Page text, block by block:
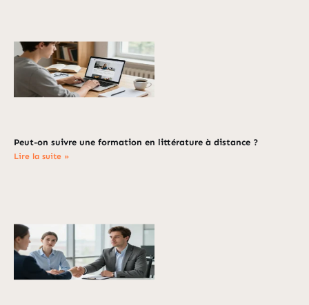
Peut-on suivre une formation en littérature à distance ?
Lire la suite »